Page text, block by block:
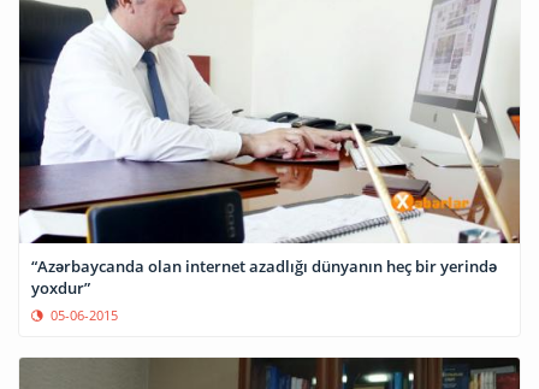
“Azərbaycanda olan internet azadlığı dünyanın heç bir yerində
yoxdur”
05-06-2015